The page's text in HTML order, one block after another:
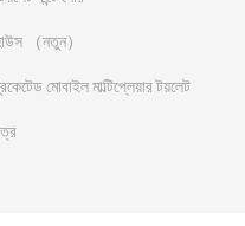
（নতুন）
মোবাইল মাল্টিপ্লেয়ার টয়লেট